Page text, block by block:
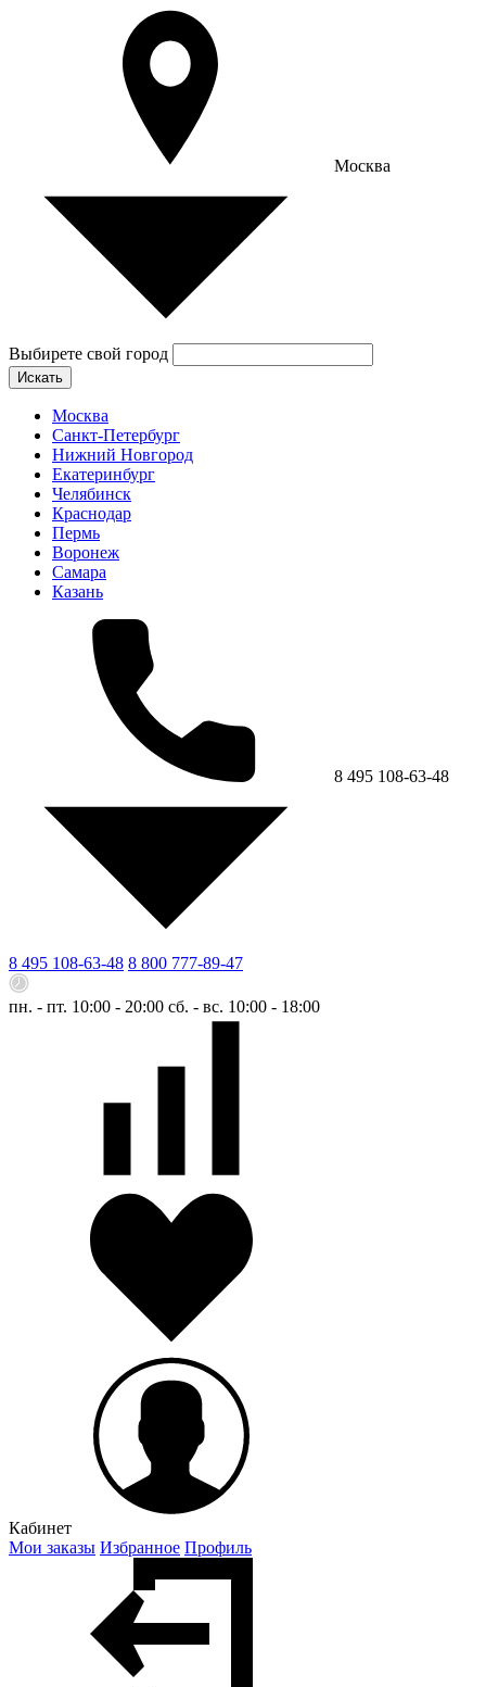
Москва
Выбирете свой город
Искать
Москва
Санкт-Петербург
Нижний Новгород
Екатеринбург
Челябинск
Краснодар
Пермь
Воронеж
Самара
Казань
8 495 108-63-48
8 495 108-63-48 8 800 777-89-47
пн. - пт. 10:00 - 20:00 сб. - вс. 10:00 - 18:00
Кабинет
Мои заказы Избранное Профиль